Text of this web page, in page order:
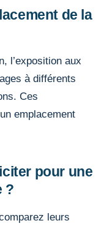
de la
l’exposition aux
à différents
Ces
emplacement
pour une
?
leurs